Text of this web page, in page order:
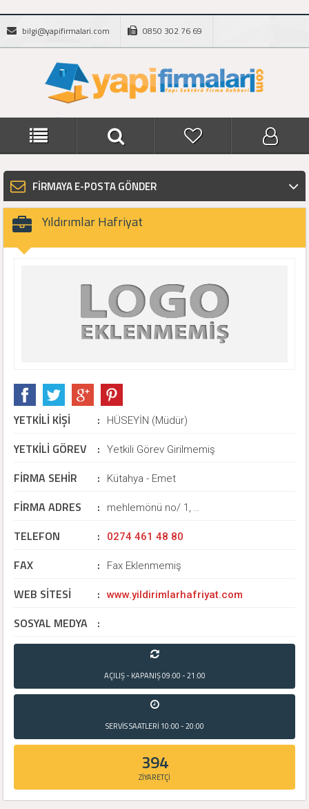
bilgi@yapifirmalari.com 0850 302 76 69
FİRMAYA E-POSTA GÖNDER
Yıldırımlar Hafriyat
YETKİLİ KİŞİ : HÜSEYİN (Müdür)
YETKİLİ GÖREV : Yetkili Görev Girilmemiş
FİRMA SEHİR : Kütahya - Emet
FİRMA ADRES : mehlemönü no/ 1, ..
TELEFON : 0274 461 48 80
FAX : Fax Eklenmemiş
WEB SİTESİ : www.yildirimlarhafriyat.com
SOSYAL MEDYA :
AÇILIŞ - KAPANIŞ09:00 - 21:00
SERVİS SAATLERİ 10:00 - 20:00
394
ZİYARETÇİ